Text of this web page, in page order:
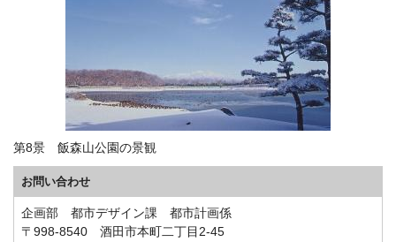
第8景 飯森山公園の景観
お問い合わせ
企画部 都市デザイン課 都市計画係
〒998-8540 酒田市本町二丁目2-45